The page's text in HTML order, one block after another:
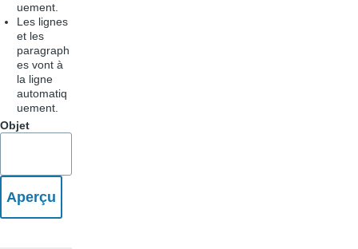
uement.
Les lignes
et les
paragraph
es vont à
la ligne
automatiq
uement.
Objet